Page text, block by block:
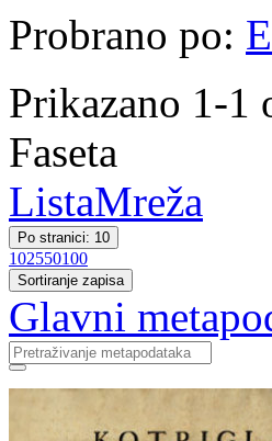
Probrano po:
Prikazano 1-1
Faseta
ListaMreža
Po stranici: 10
102550100
Sortiranje zapisa
Glavni